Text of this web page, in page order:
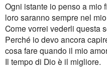
Ogni istante io penso a mio
loro saranno sempre nel
Come vorrei vederli questa
Perché io devo ancora
cosa fare quando il mio
Il tempo di Dio è il migliore.